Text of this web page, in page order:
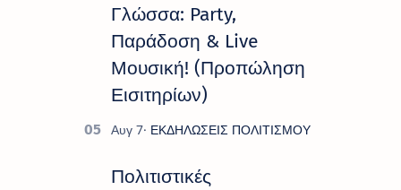
Γλώσσα: Party,
Παράδοση & Live
Μουσική! (Προπώληση
Εισιτηρίων)
Πολιτιστικές